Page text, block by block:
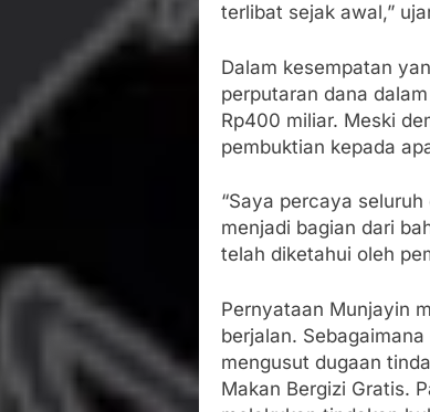
terlibat sejak awal,”
Dalam kesempatan
perputaran dana
Rp400 miliar. Meski
pembuktian kepada
“Saya percaya
menjadi bagian dari
telah diketahui oleh
Pernyataan Munjayin
berjalan.
mengusut dugaan
Makan Bergizi Gratis.